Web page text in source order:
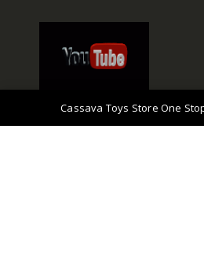
Cassava Toys Store One